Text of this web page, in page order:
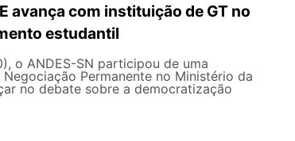
avança com instituição de GT no
estudantil
o ANDES-SN participou de uma
Permanente no Ministério da
no debate sobre a democratização